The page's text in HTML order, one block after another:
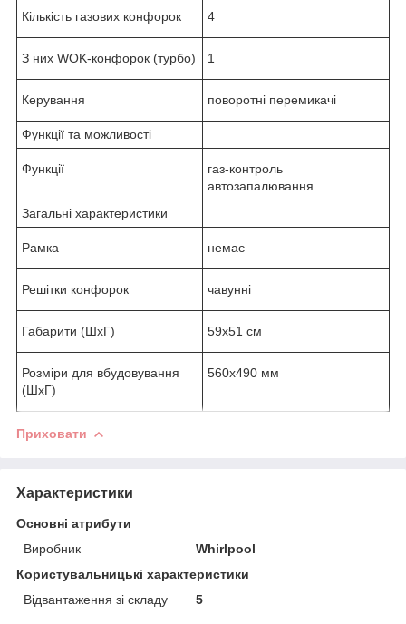
Кількість газових конфорок 4
З них WOK-конфорок (турбо) 1
Керування поворотні перемикачі
Функції та можливості
Функції
газ-контроль
автозапалювання
Загальні характеристики
Рамка немає
Решітки конфорок чавунні
Габарити (ШхГ) 59x51 см
Розміри для вбудовування
(ШхГ)
560x490 мм
Приховати
Характеристики
Основні атрибути
Виробник
Whirlpool
Користувальницькі характеристики
Відвантаження зі складу
5